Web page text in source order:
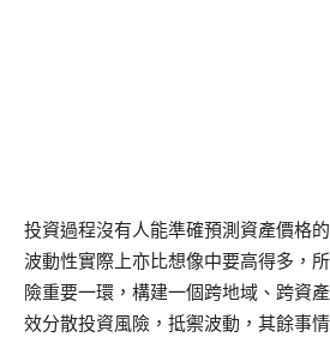
投資過程沒有人能準確預測資產價格
波動性實際上亦比想像中要高得多，
險重要一環，構建一個跨地域、跨資
效分散投資風險，抵禦波動，其餘事